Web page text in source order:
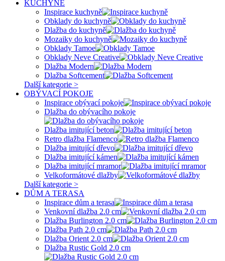
KUCHYNĚ
Inspirace kuchyně
Obklady do kuchyně
Dlažba do kuchyně
Mozaiky do kuchyně
Obklady Tamoe
Obklady Neve Creative
Dlažba Modern
Dlažba Softcement
Další kategorie >
OBÝVACÍ POKOJE
Inspirace obývací pokoje
Dlažba do obývacího pokoje
Dlažba imitující beton
Retro dlažba Flamenco
Dlažba imitující dřevo
Dlažba imitující kámen
Dlažba imitující mramor
Velkoformátové dlažby
Další kategorie >
DŮM A TERASA
Inspirace dům a terasa
Venkovní dlažba 2.0 cm
Dlažba Burlington 2.0 cm
Dlažba Path 2.0 cm
Dlažba Orient 2.0 cm
Dlažba Rustic Gold 2.0 cm